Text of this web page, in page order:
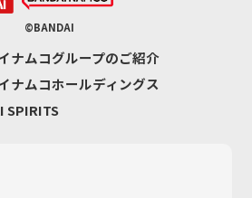
©BANDAI
ナムコグループのご紹介
ナムコホールディングス
SPIRITS